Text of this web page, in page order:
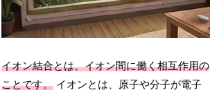
イオン結合とは、イオン間に働く相互作用の
ことです。 イオンとは、原子や分子が電子